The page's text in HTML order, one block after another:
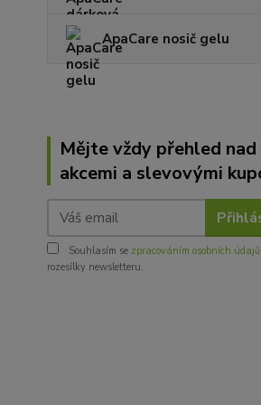
ApaCare nosič gelu
Mějte vždy přehled nad
akcemi a slevovými
Souhlasím se zpracováním osobních údajů
rozesílky newsletteru.